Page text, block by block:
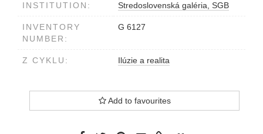
INSTITUTION: Stredoslovenská galéria, SGB
INVENTORY
NUMBER:
G 6127
Z CYKLU: Ilúzie a realita
Add to favourites